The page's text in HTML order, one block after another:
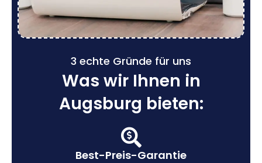
3 echte Gründe für uns
Was wir Ihnen in
Augsburg bieten:
Best-Preis-Garantie